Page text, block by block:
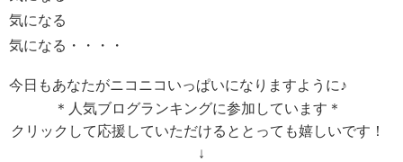
気になる
気になる・・・・
今日もあなたがニコニコいっぱいになりますように♪
＊人気ブログランキングに参加しています＊
クリックして応援していただけるととっても嬉しいです！
↓